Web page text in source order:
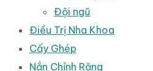
Đội ngũ
Điều Trị Nha Khoa
Cấy Ghép
Nắn Chỉnh Răng